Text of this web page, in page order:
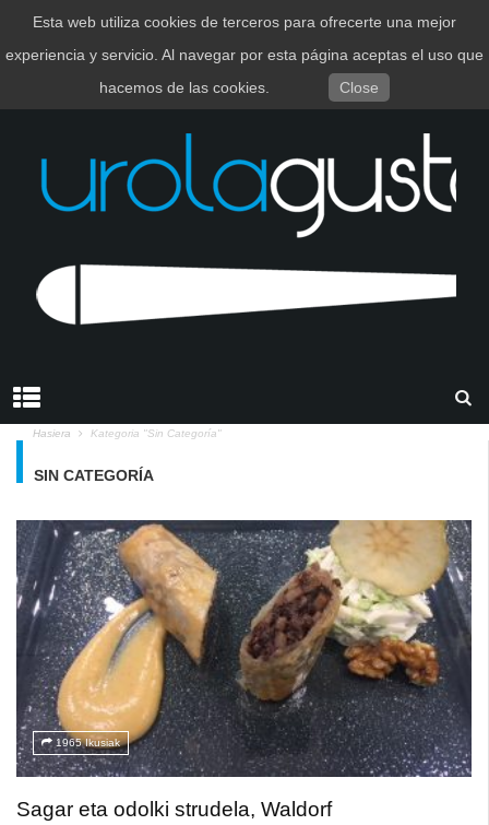
EUSKARA ESPAÑOL
Hasiera Kategoria "Sin Categoría"
SIN CATEGORÍA
1965 Ikusiak
Sagar eta odolki strudela, Waldorf
Esta web utiliza cookies de terceros para ofrecerte una mejor
experiencia y servicio. Al navegar por esta página aceptas el uso que
hacemos de las cookies.
Close